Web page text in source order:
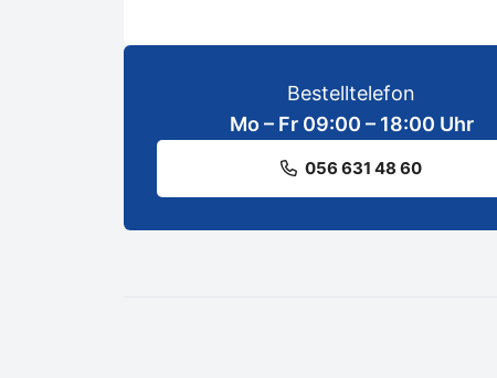
Bestelltelefon
Mo – Fr 09:00 – 18:00 Uhr
056 631 48 60